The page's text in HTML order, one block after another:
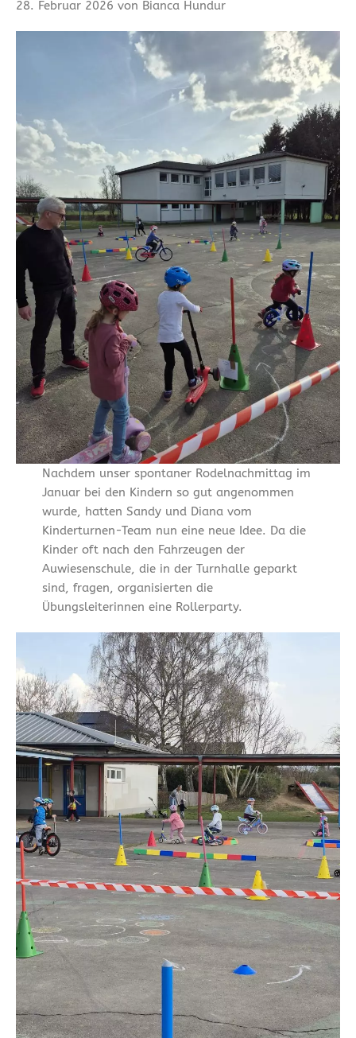
28. Februar 2026 von Bianca Hundur
Nachdem unser spontaner Rodelnachmittag im
Januar bei den Kindern so gut angenommen
wurde, hatten Sandy und Diana vom
Kinderturnen-Team nun eine neue Idee. Da die
Kinder oft nach den Fahrzeugen der
Auwiesenschule, die in der Turnhalle geparkt
sind, fragen, organisierten die
Übungsleiterinnen eine Rollerparty.